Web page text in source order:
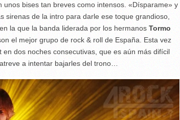
bises tan breves como intensos. «Dísparame» y
sirenas de la intro para darle ese toque grandioso,
la que la banda liderada por los hermanos Tormo
el mejor grupo de rock & roll de España. Esta vez
dos noches consecutivas, que es aún más difícil
a intentar bajarles del trono…